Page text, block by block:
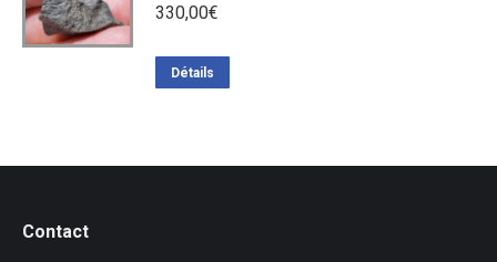
330,00€
Détails
Contact